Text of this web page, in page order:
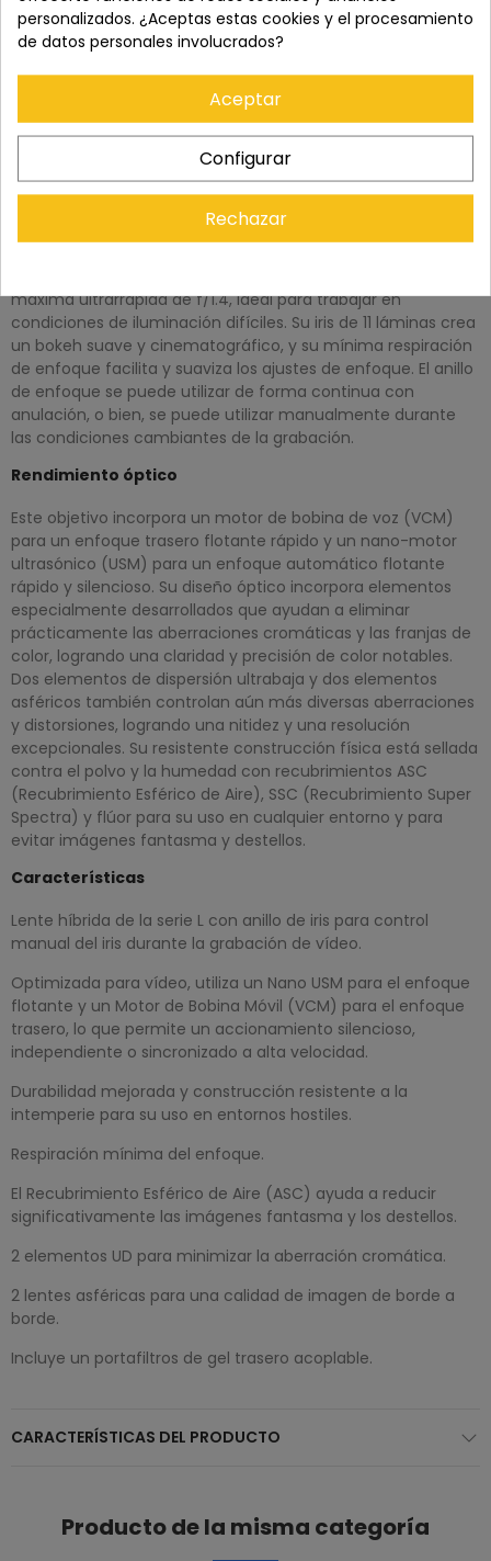
Descripción general del Canon RF 35 mm f/1,4 L VCM
Diseñado pensando en el vídeo cinematográfico de alta
máxima ultrarrápida de f/1.4, ideal para trabajar en
condiciones de iluminación difíciles. Su iris de 11 láminas crea
un bokeh suave y cinematográfico, y su mínima respiración
de enfoque facilita y suaviza los ajustes de enfoque. El anillo
de enfoque se puede utilizar de forma continua con
anulación, o bien, se puede utilizar manualmente durante
las condiciones cambiantes de la grabación.
Rendimiento óptico
Este objetivo incorpora un motor de bobina de voz (VCM)
para un enfoque trasero flotante rápido y un nano-motor
ultrasónico (USM) para un enfoque automático flotante
rápido y silencioso. Su diseño óptico incorpora elementos
especialmente desarrollados que ayudan a eliminar
prácticamente las aberraciones cromáticas y las franjas de
color, logrando una claridad y precisión de color notables.
Dos elementos de dispersión ultrabaja y dos elementos
asféricos también controlan aún más diversas aberraciones
y distorsiones, logrando una nitidez y una resolución
excepcionales. Su resistente construcción física está sellada
contra el polvo y la humedad con recubrimientos ASC
(Recubrimiento Esférico de Aire), SSC (Recubrimiento Super
Spectra) y flúor para su uso en cualquier entorno y para
evitar imágenes fantasma y destellos.
Características
Lente híbrida de la serie L con anillo de iris para control
manual del iris durante la grabación de vídeo.
Optimizada para vídeo, utiliza un Nano USM para el enfoque
flotante y un Motor de Bobina Móvil (VCM) para el enfoque
trasero, lo que permite un accionamiento silencioso,
independiente o sincronizado a alta velocidad.
Durabilidad mejorada y construcción resistente a la
intemperie para su uso en entornos hostiles.
Respiración mínima del enfoque.
El Recubrimiento Esférico de Aire (ASC) ayuda a reducir
significativamente las imágenes fantasma y los destellos.
2 elementos UD para minimizar la aberración cromática.
2 lentes asféricas para una calidad de imagen de borde a
borde.
Incluye un portafiltros de gel trasero acoplable.
CARACTERÍSTICAS DEL PRODUCTO
Producto de la misma categoría
personalizados. ¿Aceptas estas cookies y el procesamiento
de datos personales involucrados?
Aceptar
Configurar
Rechazar